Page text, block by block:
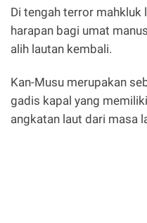
Di tengah terror
harapan bagi umat
alih lautan kembali.
Kan-Musu merupakan
gadis kapal yang
angkatan laut dari masa